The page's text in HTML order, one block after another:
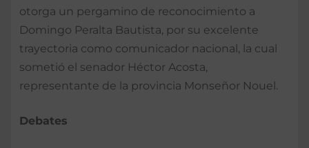
otorga un pergamino de reconocimiento a
Domingo Peralta Bautista, por su excelente
trayectoria como comunicador nacional, la cual
sometió el senador Héctor Acosta,
representante de la provincia Monseñor Nouel.
Debates